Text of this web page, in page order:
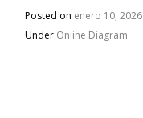
Posted on enero 10, 2026
Under Online Diagram